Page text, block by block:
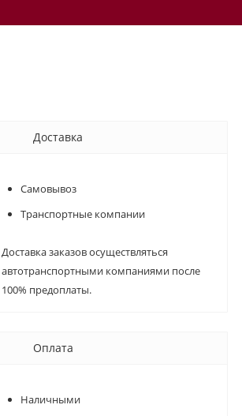
Доставка
Самовывоз
Транспортные компании
Доставка заказов осуществляться
автотранспортными компаниями после
100% предоплаты.
Оплата
Наличными